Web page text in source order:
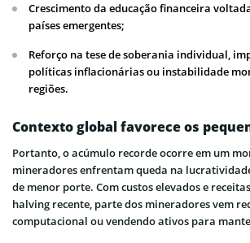
Crescimento da educação financeira
países emergentes;
Reforço na tese de soberania individual,
políticas inflacionárias ou instabilidade
regiões.
Contexto global favorece os
Portanto, o acúmulo recorde ocorre em um
mineradores enfrentam queda na
de menor porte. Com custos elevados e
halving recente, parte dos mineradores vem
computacional ou vendendo ativos para